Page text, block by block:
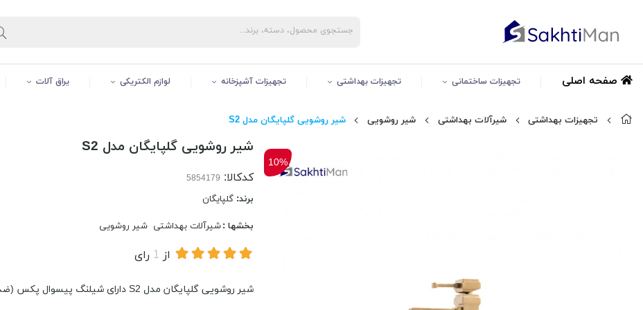
صفحه اصلی تجهیزات ساختمانی تجهیزات بهداشتی تجهیزات آشپزخانه لوازم الکتریکی یراق آلات
تجهیزات بهداشتی شیرآلات بهداشتی شیر روشویی شیر روشویی گلپایگان مدل S2
10%
شیر روشویی گلپایگان مدل S2
کدکالا:
برند:گلپایگان
بخشها :شیرآلات بهداشتی شیر روشویی
از 1 رای
شیر روشویی گلپایگان مدل S2 دارای شیلنگ پیسوال پکس (ضد زنگ و ضد بو)